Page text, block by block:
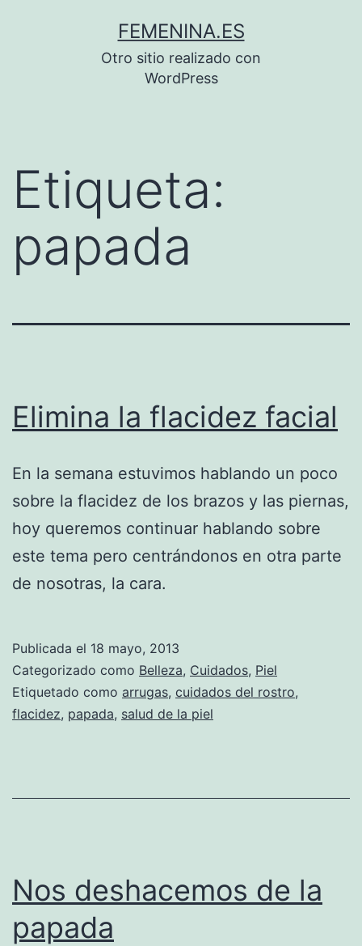
FEMENINA.ES
Otro sitio realizado con
WordPress
Etiqueta:
papada
Elimina la flacidez facial
En la semana estuvimos hablando un poco
sobre la flacidez de los brazos y las piernas,
hoy queremos continuar hablando sobre
este tema pero centrándonos en otra parte
de nosotras, la cara.
Publicada el 18 mayo, 2013
Categorizado como Belleza, Cuidados, Piel
Etiquetado como arrugas, cuidados del rostro,
flacidez, papada, salud de la piel
Nos deshacemos de la
papada